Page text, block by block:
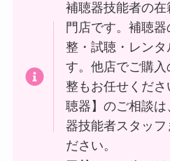
補聴器技能者の
門店です。補聴
整・試聴・レンタ
す。他店でご購
整もお任せくだ
聴器】のご相談
器技能者スタッフ
ださい。